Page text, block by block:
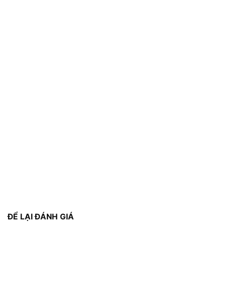
ĐỂ LẠI ĐÁNH GIÁ